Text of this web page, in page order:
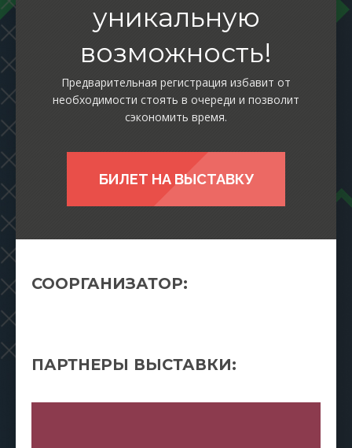
уникальную
возможность!
Предварительная регистрация избавит от
необходимости стоять в очереди и позволит
сэкономить время.
БИЛЕТ НА ВЫСТАВКУ
СООРГАНИЗАТОР:
ПАРТНЕРЫ ВЫСТАВКИ: